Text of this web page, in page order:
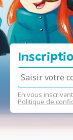
En vous
Politique de